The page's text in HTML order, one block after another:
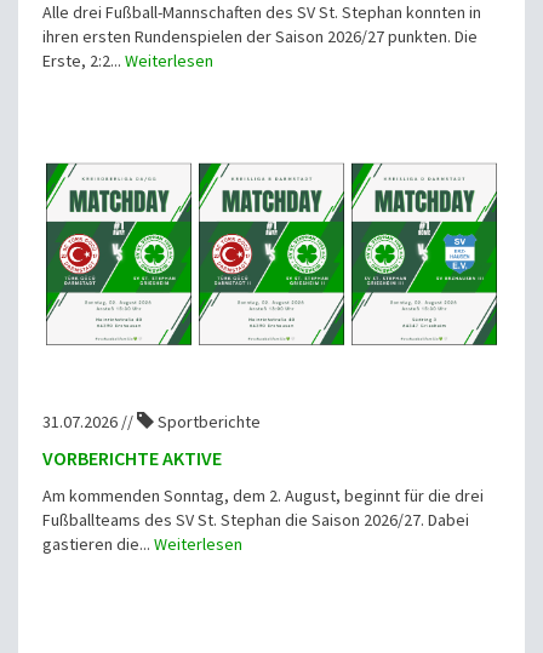
Alle drei Fußball-Mannschaften des SV St. Stephan konnten in
ihren ersten Rundenspielen der Saison 2026/27 punkten. Die
Erste, 2:2... Weiterlesen
31.07.2026 // Sportberichte
VORBERICHTE AKTIVE
Am kommenden Sonntag, dem 2. August, beginnt für die drei
Fußballteams des SV St. Stephan die Saison 2026/27. Dabei
gastieren die... Weiterlesen